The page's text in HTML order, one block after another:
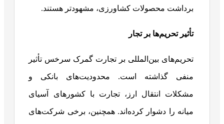
برداشت محصولات کشاورزی، مشهودتر هستند.
تأثیر تحریم‌ها بر تجار
تحریم‌های بین‌المللی بر تجارت گمرک سرخس تأثیر
منفی گذاشته است. محدودیت‌های بانکی و
مشکلات انتقال ارز، تجارت با کشورهای آسیای
میانه را دشوار کرده‌اند. همچنین، برخی شرکت‌های